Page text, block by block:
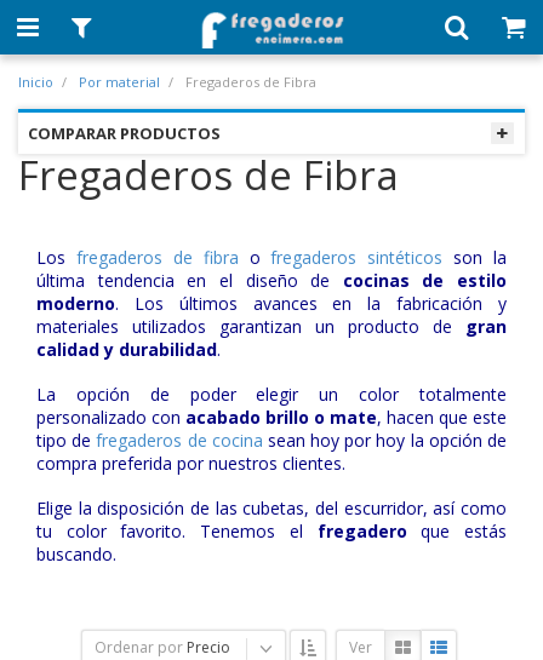
Inicio Por material Fregaderos de Fibra
COMPARAR PRODUCTOS
Fregaderos de Fibra
Los fregaderos de fibra ofregaderos sintéticos son la
última tendencia en el diseño de cocinas de estilo
moderno. Los últimos avances en la fabricación y
materiales utilizados garantizan un producto de gran
calidad y durabilidad.
La opción de poder elegir un color totalmente
personalizado con acabado brillo o mate, hacen que este
tipo defregaderos de cocina sean hoy por hoy la opción de
compra preferida por nuestros clientes.
Elige la disposición de las cubetas, del escurridor, así como
tu color favorito. Tenemos el fregadero que estás
buscando.
Ordenar por Precio Ver